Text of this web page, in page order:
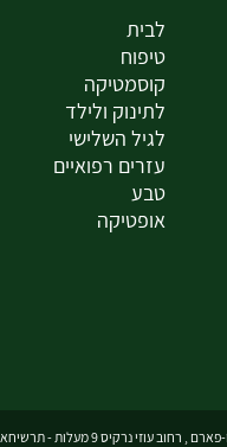
לבית
טיפוח
קוסמטיקה
לתינוק ולילד
לגיל השלישי
עזרים רפואיים
טבע
אופטיקה
עוזי נרקיס 9 מעלות - תרשיחא